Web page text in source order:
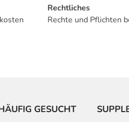
Rechtliches
Rechte und Pflichten
GESUCHT